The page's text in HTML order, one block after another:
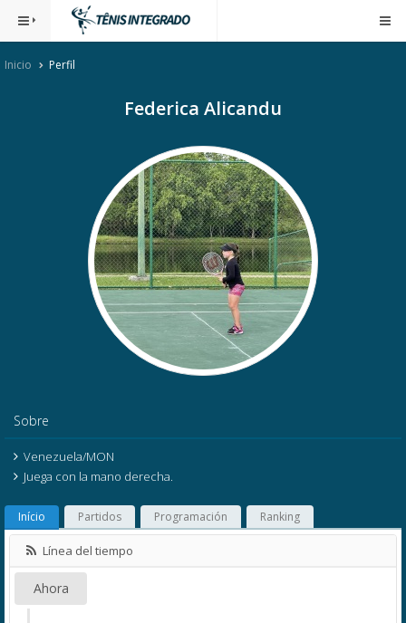
Inicio Perfil
Federica Alicandu
Sobre
Venezuela/MON
Juega con la mano derecha.
Início Partidos Programación Ranking
Línea del tiempo
Ahora